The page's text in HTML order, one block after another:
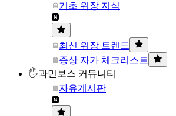
기초 위장 지식
최신 위장 트렌드
증상 자가 체크리스트
🖐과민보스 커뮤니티
자유게시판